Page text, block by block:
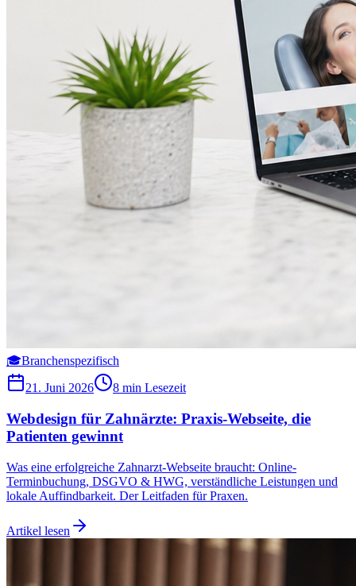
🎓Branchenspezifisch
21. Juni 2026
8 min Lesezeit
Webdesign für Zahnärzte: Praxis-Webseite, die
Patienten gewinnt
Was eine erfolgreiche Zahnarzt-Webseite braucht: Online-
Terminbuchung, DSGVO & HWG, verständliche Leistungen und
lokale Auffindbarkeit. Der Leitfaden für Praxen.
Artikel lesen